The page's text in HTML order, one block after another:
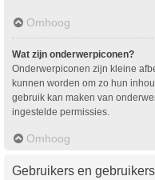
Omhoog
Wat zijn onderwerpiconen?
Onderwerpiconen zijn kleine
kunnen worden om zo hun
gebruik kan maken van
ingestelde permissies.
Omhoog
Gebruikers en